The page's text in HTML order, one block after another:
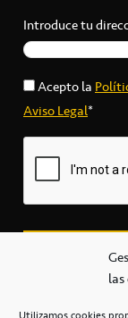
Introduce tu
Acepto la
Aviso Legal*